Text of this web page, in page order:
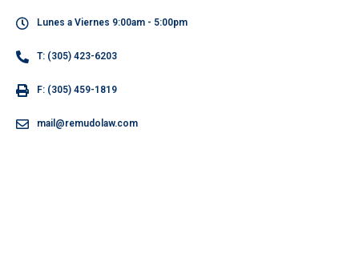
Lunes a Viernes 9:00am - 5:00pm
T: (305) 423-6203
F: (305) 459-1819
mail@remudolaw.com